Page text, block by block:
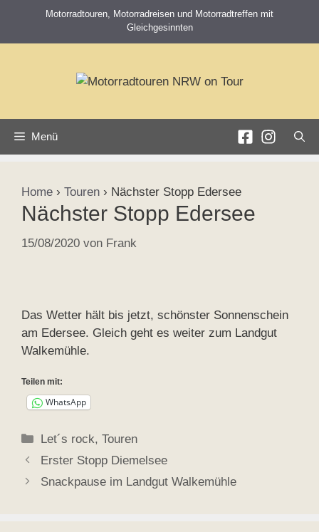
springen
Motorradtouren, Motorradreisen und Motorradtreffen mit
Gleichgesinnten
Menü
Home › Touren › Nächster Stopp Edersee
Nächster Stopp Edersee
15/08/2020 von Frank
Das Wetter hält bis jetzt, schönster Sonnenschein
am Edersee. Gleich geht es weiter zum Landgut
Walkemühle.
Teilen mit:
WhatsApp
Kategorien
Let´s rock,Touren
Erster Stopp Diemelsee
Snackpause im Landgut Walkemühle